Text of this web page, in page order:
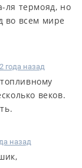
ля термояд, но
во всем мире
2 года назад
веков.
назад